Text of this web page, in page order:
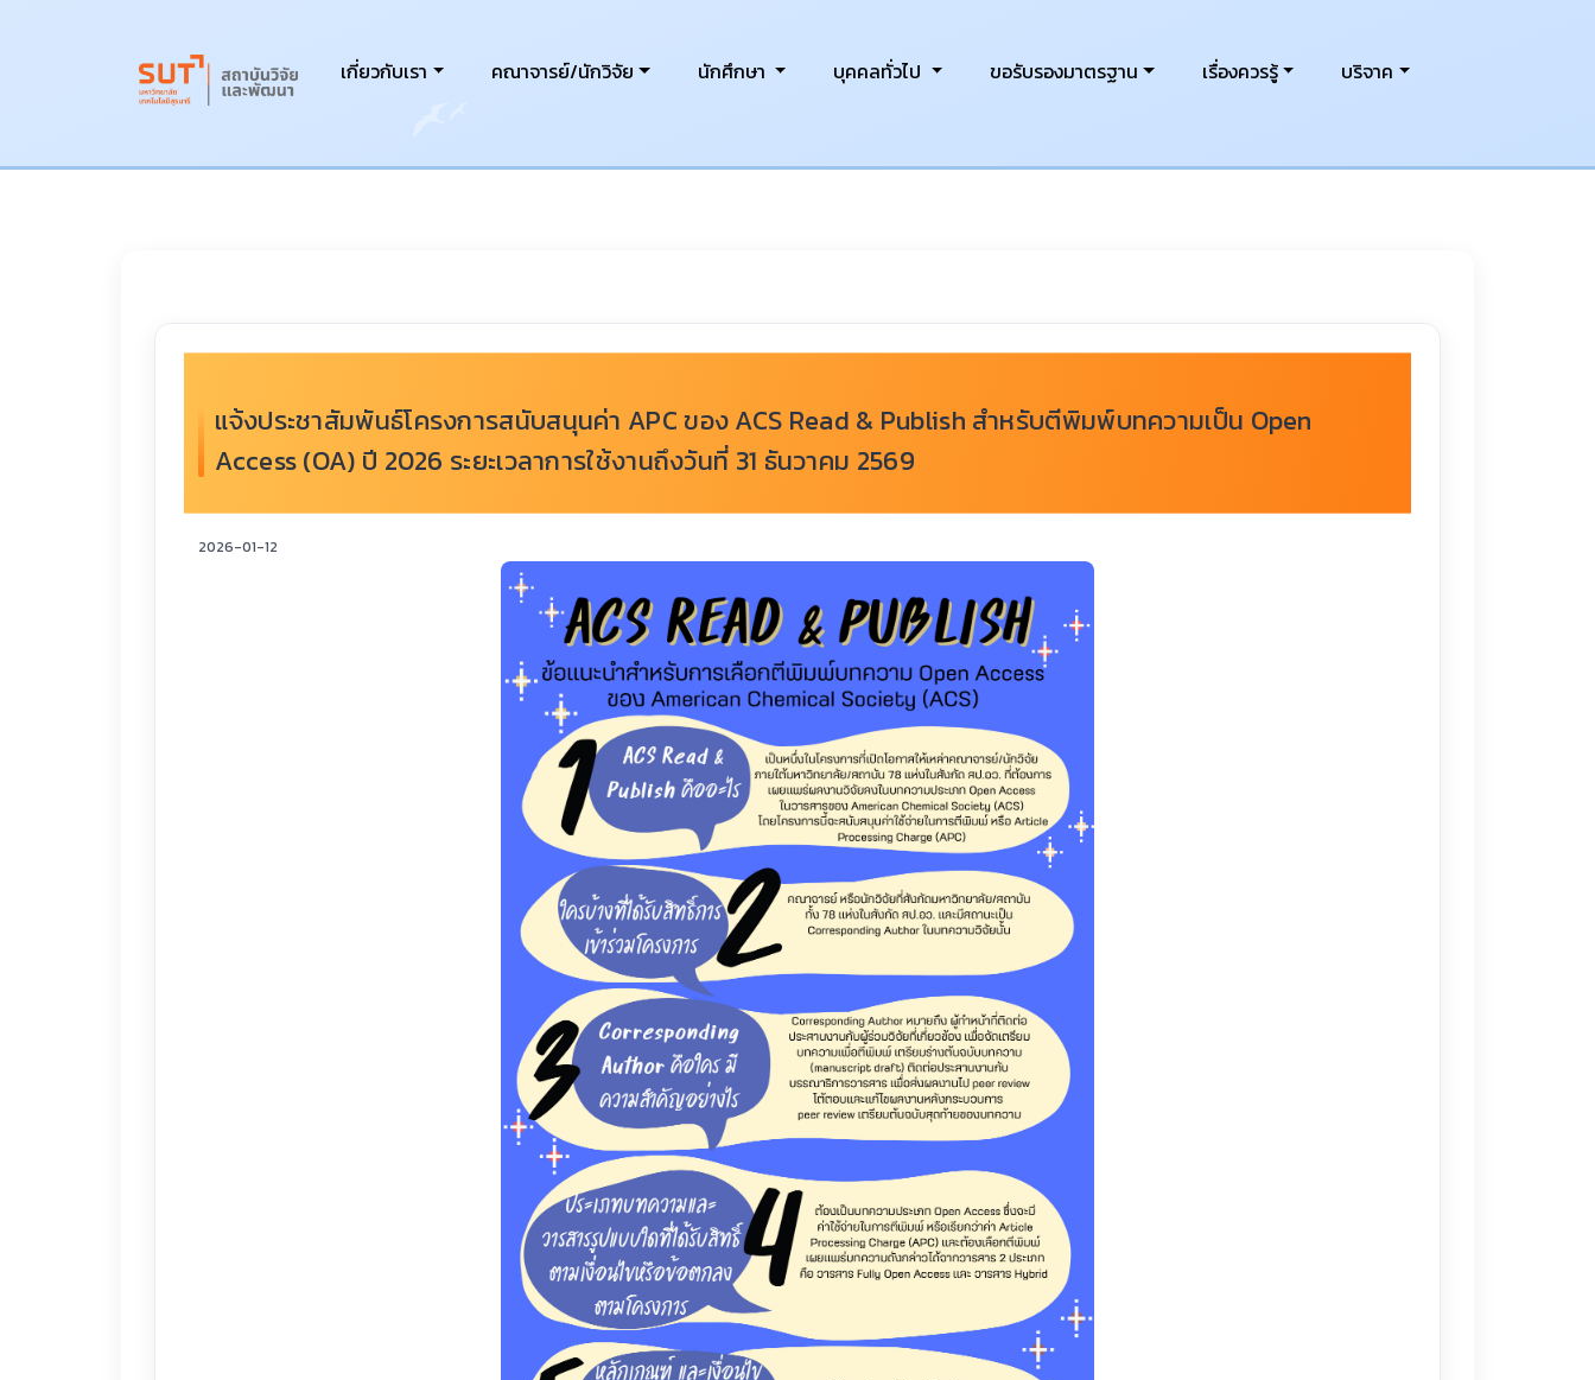
เกี่ยวกับเรา คณาจารย์/นักวิจัย นักศึกษา บุคคลทั่วไป ขอรับรองมาตรฐาน เรื่องควรรู้ บริจาค
แจ้งประชาสัมพันธ์โครงการสนับสนุนค่า APC ของ ACS Read & Publish สำหรับตีพิมพ์บทความเป็น Open
Access (OA) ปี 2026 ระยะเวลาการใช้งานถึงวันที่ 31 ธันวาคม 2569
2026-01-12